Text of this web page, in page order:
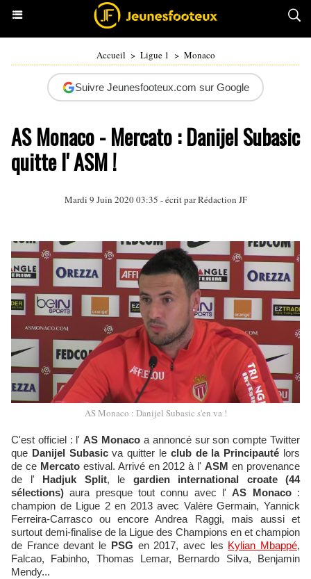
Accueil > Ligue 1 > Monaco
Suivre Jeunesfooteux.com sur Google
AS Monaco - Mercato : Danijel Subasic
quitte l' ASM !
Mardi 9 Juin 2020 03:35 - écrit par Rédaction JF
AS Monaco : Danijel Subasic s'en va !
C'est officiel : l'AS Monaco a annoncé sur son compte Twitter
que Danijel Subasicva quitter le club de la Principauté lors
de ce Mercatoestival. Arrivé en 2012 à l'ASM en provenance
de l'
Hadjuk Split, le gardien international croate (44
sélections) aura presque tout connu avec l'AS Monaco:
champion de Ligue 2 en 2013 avec Valère Germain, Yannick
Ferreira-Carrasco ou encore Andrea Raggi, mais aussi et
surtout demi-finalise de la Ligue des Champions en et champion
de France devant le PSG en 2017, avec les Kylian Mbappé,
Falcao, Fabinho, Thomas Lemar, Bernardo Silva, Benjamin
Mendy...